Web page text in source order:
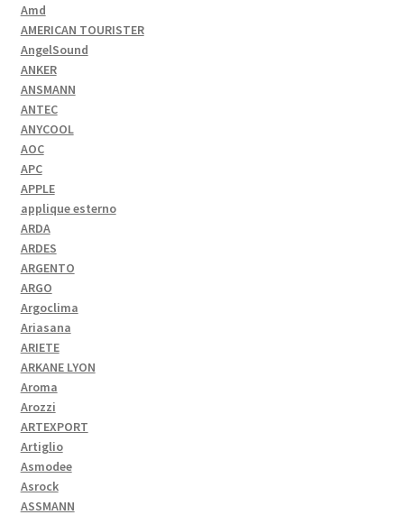
Amd
AMERICAN TOURISTER
AngelSound
ANKER
ANSMANN
ANTEC
ANYCOOL
AOC
APC
APPLE
applique esterno
ARDA
ARDES
ARGENTO
ARGO
Argoclima
Ariasana
ARIETE
ARKANE LYON
Aroma
Arozzi
ARTEXPORT
Artiglio
Asmodee
Asrock
ASSMANN